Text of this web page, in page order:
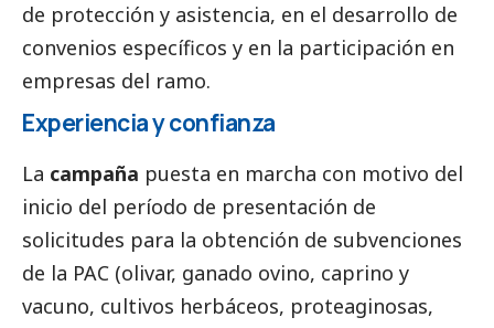
de protección y asistencia, en el desarrollo de
convenios específicos y en la participación en
empresas del ramo.
Experiencia y confianza
La campaña puesta en marcha con motivo del
inicio del período de presentación de
solicitudes para la obtención de subvenciones
de la PAC (olivar, ganado ovino, caprino y
vacuno, cultivos herbáceos, proteaginosas,